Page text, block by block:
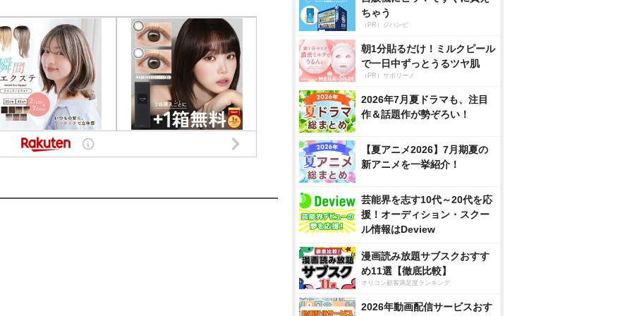
ちゃう
（PR）ジハンピ
朝1分貼るだけ！ミルクピール
で一日中ずっとうるツヤ肌
（PR）サボリーノ
2026年7月夏ドラマも、注目
作＆話題作が勢ぞろい！
【夏アニメ2026】7月期夏の
新アニメを一挙紹介！
芸能界を志す10代～20代を応
援！オーディション・スクー
ル情報はDeview
漫画読み放題サブスクおすす
め11選【徹底比較】
オリコン顧客満足度ランキング
2026年動画配信サービスおす